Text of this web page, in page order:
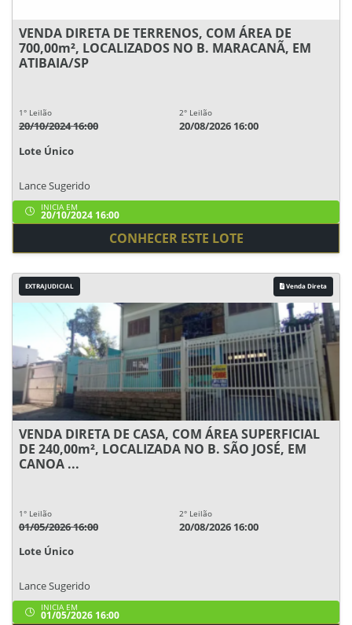
VENDA DIRETA DE TERRENOS, COM ÁREA DE
700,00m², LOCALIZADOS NO B. MARACANÃ, EM
ATIBAIA/SP
1° Leilão
20/10/2024 16:00
2° Leilão
20/08/2026 16:00
Lote Único
Lance Sugerido
INICIA EM
20/10/2024 16:00
CONHECER ESTE LOTE
EXTRAJUDICIAL Venda Direta
VENDA DIRETA DE CASA, COM ÁREA SUPERFICIAL
DE 240,00m², LOCALIZADA NO B. SÃO JOSÉ, EM
CANOA ...
1° Leilão
01/05/2026 16:00
2° Leilão
20/08/2026 16:00
Lote Único
Lance Sugerido
INICIA EM
01/05/2026 16:00